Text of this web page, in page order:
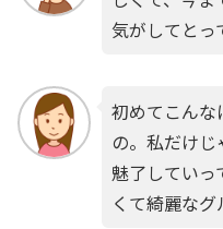
気がしてとっ
初めてこんな
の。私だけ
魅了していっ
くて綺麗なグ